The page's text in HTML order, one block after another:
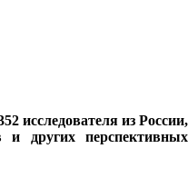
исследователя из России,
других перспективных